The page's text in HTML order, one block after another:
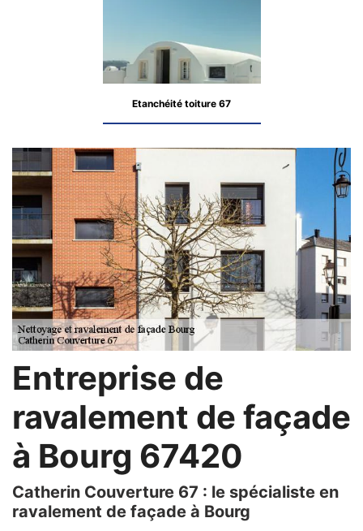
Etanchéité toiture 67
Entreprise de
ravalement de façade
à Bourg 67420
Catherin Couverture 67 : le spécialiste en
ravalement de façade à Bourg